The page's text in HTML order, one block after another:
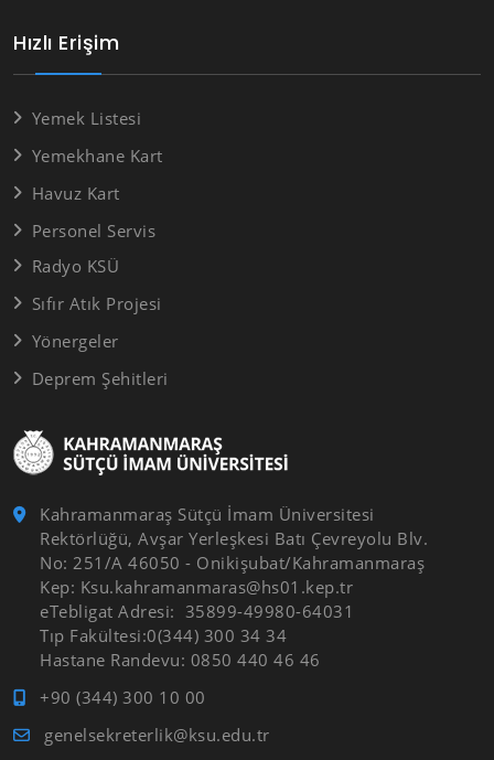
Kahramanmaraş Sütçü İmam Üniversitesi
Rektörlüğü, Avşar Yerleşkesi Batı Çevreyolu Blv.
No: 251/A 46050 - Onikişubat/Kahramanmaraş
Kep: Ksu.kahramanmaras@hs01.kep.tr
eTebligat Adresi: 35899-49980-64031
Tıp Fakültesi:0(344) 300 34 34
Hastane Randevu: 0850 440 46 46
+90 (344) 300 10 00
genelsekreterlik@ksu.edu.tr
Hızlı Erişim
Yemek Listesi
Yemekhane Kart
Havuz Kart
Personel Servis
Radyo KSÜ
Sıfır Atık Projesi
Yönergeler
Deprem Şehitleri